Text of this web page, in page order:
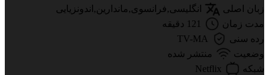
زبان اصلی
انگلیسی,فرانسوی,ماندارین,اندونزیایی
مدت زمان
121 دقیقه
رده سنی
TV-MA
وضعیت
منتشر شده
شبکه
Netflix